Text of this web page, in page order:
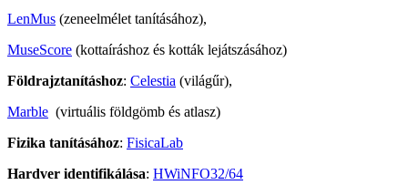
LenMus (zeneelmélet tanításához),
MuseScore (kottaíráshoz és kották lejátszásához)
Földrajztanításhoz: Celestia (világűr),
Marble (virtuális földgömb és atlasz)
Fizika tanításához: FisicaLab
Hardver identifikálása: HWiNFO32/64